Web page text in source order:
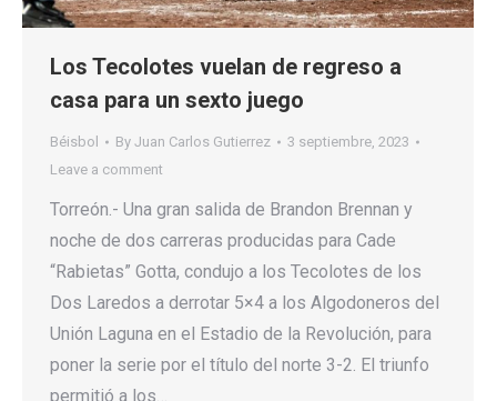
Los Tecolotes vuelan de regreso a
casa para un sexto juego
Béisbol By Juan Carlos Gutierrez
3 septiembre, 2023
Leave a comment
Torreón.- Una gran salida de Brandon Brennan y
noche de dos carreras producidas para Cade
“Rabietas” Gotta, condujo a los Tecolotes de los
Dos Laredos a derrotar 5×4 a los Algodoneros del
Unión Laguna en el Estadio de la Revolución, para
poner la serie por el título del norte 3-2. El triunfo
permitió a los…